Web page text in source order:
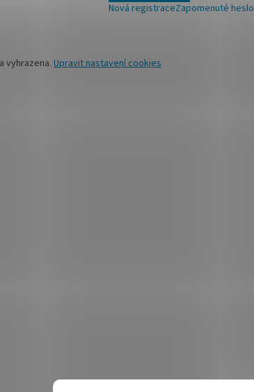
Nová registraceZapomenuté heslo
vyhrazena. Upravit nastavení cookies